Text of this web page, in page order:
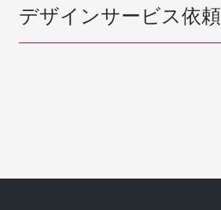
デザインサービス依頼